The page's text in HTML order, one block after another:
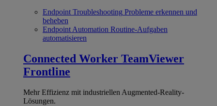
Endpoint Troubleshooting Probleme erkennen und
beheben
Endpoint Automation Routine-Aufgaben
automatisieren
Connected Worker TeamViewer
Frontline
Mehr Effizienz mit industriellen Augmented-Reality-
Lösungen.